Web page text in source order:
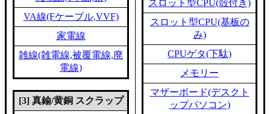
VA線(Fケーブル,VVF)
家電線
雑線(雑電線,被覆電線,廃
電線)
[3] 真鍮/黄銅 スクラップ
スロット型CPU(殻付き)
スロット型CPU(基板の
み)
CPUゲタ(下駄)
メモリー
マザーボード(デスクト
ップパソコン)